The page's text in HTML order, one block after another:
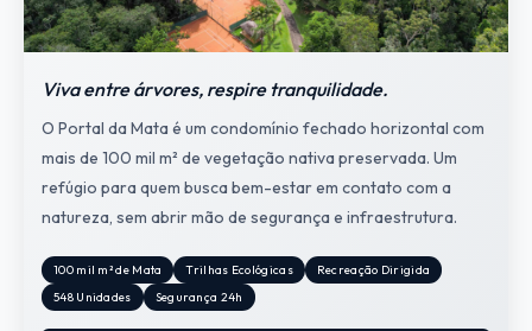
Viva entre árvores, respire tranquilidade.
O Portal da Mata é um condomínio fechado horizontal com
mais de 100 mil m² de vegetação nativa preservada. Um
refúgio para quem busca bem-estar em contato com a
natureza, sem abrir mão de segurança e infraestrutura.
100 mil m² de Mata Trilhas Ecológicas
Recreação Dirigida
548 Unidades
Segurança 24h